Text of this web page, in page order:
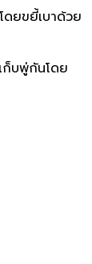
ยขยี้เบาด้วย
ก็บพู่กันโดย